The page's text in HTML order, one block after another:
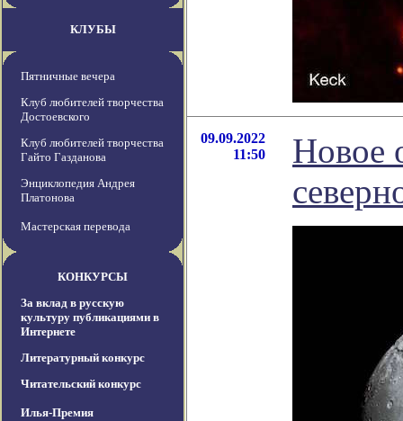
КЛУБЫ
Пятничные вечера
Клуб любителей творчества
Достоевского
Клуб любителей творчества
Гайто Газданова
Энциклопедия Андрея
Платонова
Мастерская перевода
КОНКУРСЫ
За вклад в русскую
культуру публикациями в
Интернете
Литературный конкурс
Читательский конкурс
Илья-Премия
09.09.2022
11:50
Новое